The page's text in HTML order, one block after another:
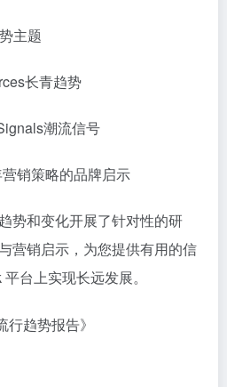
主题
长青趋势
潮流信号
销策略的品牌启示
势和变化开展了针对性的研
营销启示，为您提供有用的信
台上实现长远发展。